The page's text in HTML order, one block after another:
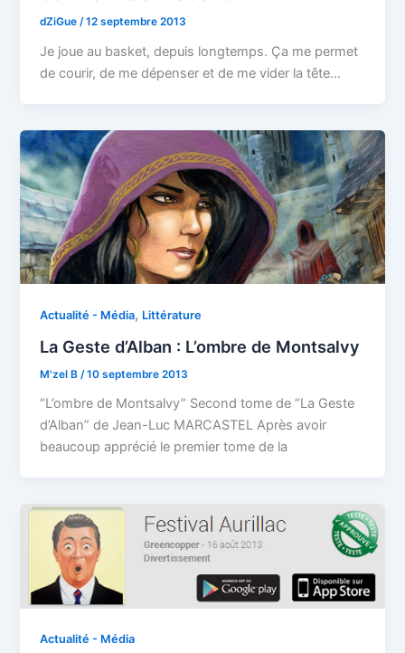
dZiGue/12 septembre 2013
Je joue au basket, depuis longtemps. Ça me permet
de courir, de me dépenser et de me vider la tête…
Actualité - Média, Littérature
La Geste d’Alban : L’ombre de Montsalvy
M'zel B /10 septembre 2013
“L’ombre de Montsalvy” Second tome de “La Geste
d’Alban” de Jean-Luc MARCASTEL Après avoir
beaucoup apprécié le premier tome de la
Actualité - Média